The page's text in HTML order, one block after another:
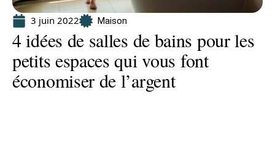
3 juin 2022 Maison
4 idées de salles de bains pour les
petits espaces qui vous font
économiser de l’argent